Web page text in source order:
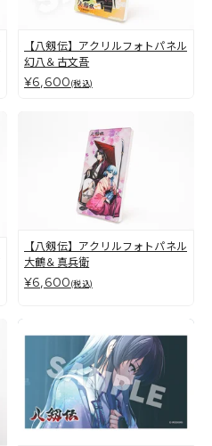
【八剱伝】アクリルフォトパネル
幻八＆古文吾
¥6,600(税込)
【八剱伝】アクリルフォトパネル
大鶴＆真兵衛
¥6,600(税込)